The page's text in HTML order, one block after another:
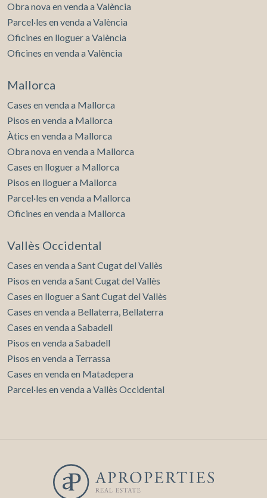
Obra nova en venda a València
Parcel·les en venda a València
Oficines en lloguer a València
Oficines en venda a València
Mallorca
Cases en venda a Mallorca
Pisos en venda a Mallorca
Àtics en venda a Mallorca
Obra nova en venda a Mallorca
Cases en lloguer a Mallorca
Pisos en lloguer a Mallorca
Parcel·les en venda a Mallorca
Oficines en venda a Mallorca
Vallès Occidental
Cases en venda a Sant Cugat del Vallès
Pisos en venda a Sant Cugat del Vallès
Cases en lloguer a Sant Cugat del Vallès
Cases en venda a Bellaterra, Bellaterra
Cases en venda a Sabadell
Pisos en venda a Sabadell
Pisos en venda a Terrassa
Cases en venda en Matadepera
Parcel·les en venda a Vallès Occidental